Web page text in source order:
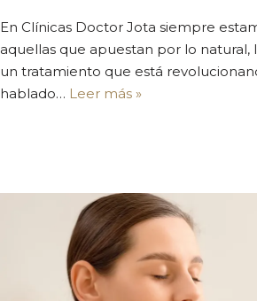
En Clínicas Doctor Jota siempre
aquellas que apuestan por lo
un tratamiento que está
hablado… Leer más »